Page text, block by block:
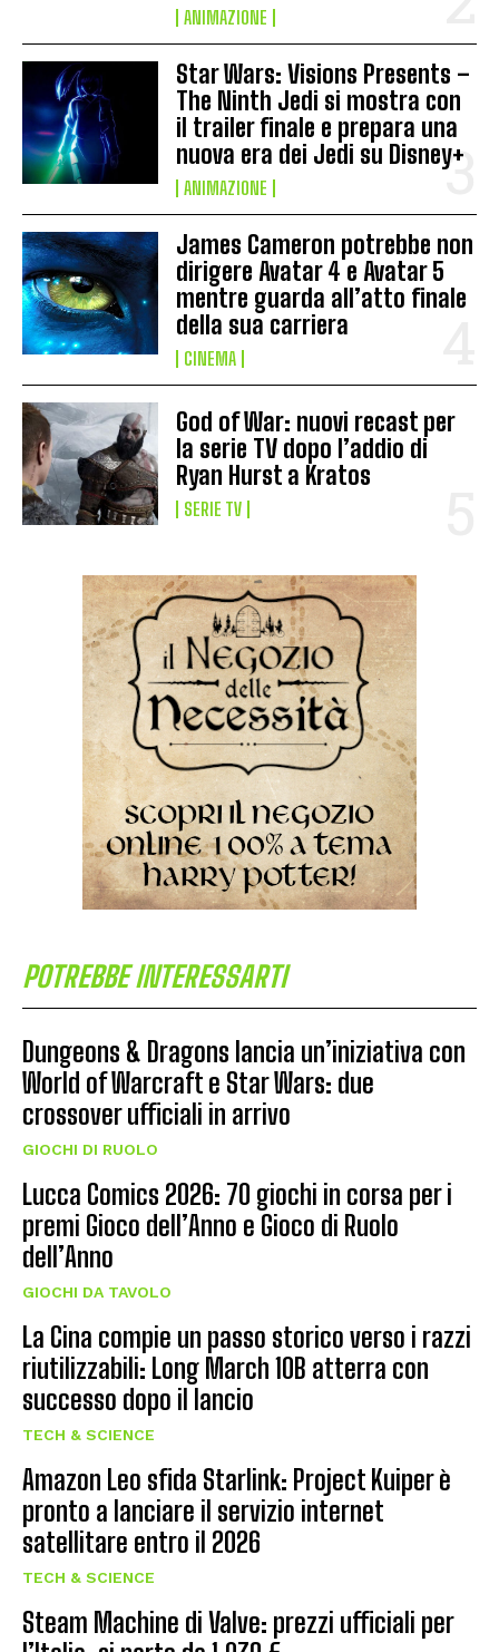
ANIMAZIONE
Star Wars: Visions Presents –
The Ninth Jedi si mostra con
il trailer finale e prepara una
nuova era dei Jedi su Disney+
ANIMAZIONE
James Cameron potrebbe non
dirigere Avatar 4 e Avatar 5
mentre guarda all’atto finale
della sua carriera
CINEMA
God of War: nuovi recast per
la serie TV dopo l’addio di
Ryan Hurst a Kratos
SERIE TV
POTREBBE INTERESSARTI
Dungeons & Dragons lancia un’iniziativa con
World of Warcraft e Star Wars: due
crossover ufficiali in arrivo
GIOCHI DI RUOLO
Lucca Comics 2026: 70 giochi in corsa per i
premi Gioco dell’Anno e Gioco di Ruolo
dell’Anno
GIOCHI DA TAVOLO
La Cina compie un passo storico verso i razzi
riutilizzabili: Long March 10B atterra con
successo dopo il lancio
TECH & SCIENCE
Amazon Leo sfida Starlink: Project Kuiper è
pronto a lanciare il servizio internet
satellitare entro il 2026
TECH & SCIENCE
Steam Machine di Valve: prezzi ufficiali per